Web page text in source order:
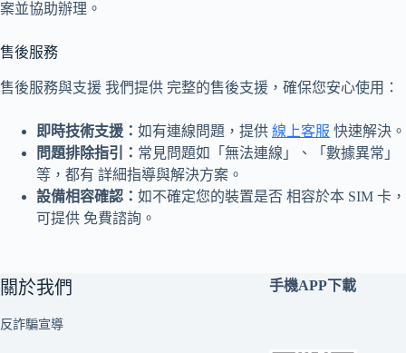
案並協助辦理。
售後服務
售後服務與支援 我們提供 完整的售後支援，確保您安心使用：
即時技術支援： 如有連線問題，提供 線上客服 快速解決。
問題排除指引： 常見問題如「無法連線」、「數據異常」
等，都有 詳細指導與解決方案。
設備相容確認： 如不確定您的裝置是否 相容於本 SIM 卡，
可提供 免費諮詢。
關於我們
反詐騙宣導
手機APP下載